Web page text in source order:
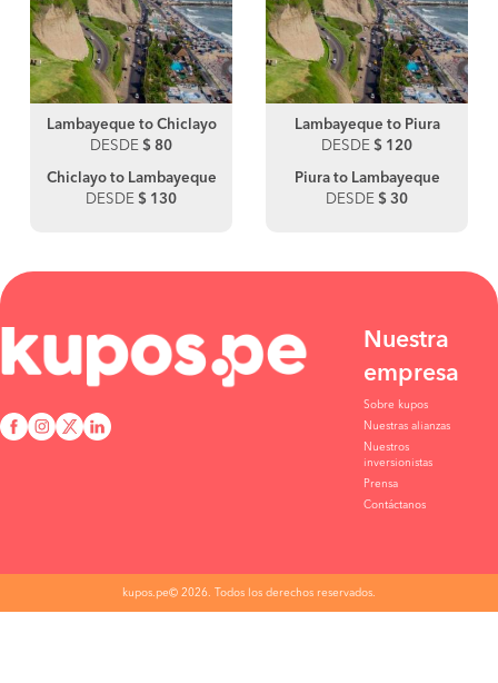
Lambayeque to Chiclayo
DESDE $ 80
Chiclayo to Lambayeque
DESDE $ 130
Lambayeque to Piura
DESDE $ 120
Piura to Lambayeque
DESDE $ 30
Nuestra
empresa
Sobre kupos
Nuestras alianzas
Nuestros
inversionistas
Prensa
Contáctanos
kupos.pe© 2026. Todos los derechos reservados.